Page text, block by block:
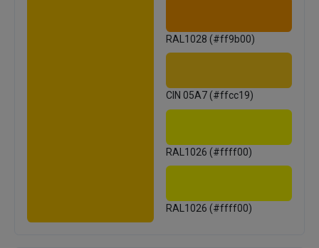
RAL1028 (#ff9b00)
CIN 05A7 (#ffcc19)
RAL1026 (#ffff00)
RAL1026 (#ffff00)